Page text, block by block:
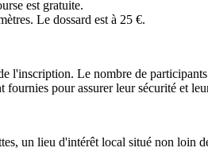
est gratuite.
Le dossard est à 25 €.
l'inscription. Le nombre de
pour assurer leur sécurité et
un lieu d'intérêt local situé non loin